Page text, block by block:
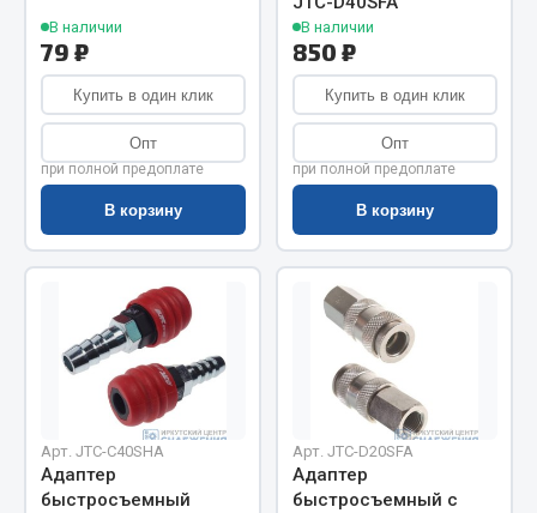
Цепи подъёмные
Весь раздел
РТИ
Кольца уплотнительные
Лента конвейерная
Манжеты
Паронит
Прокладки
Рукава высокого давления
В наличии
79 ₽
Купить в один клик
Опт
при полной предоплате
В корзину
В наличии
850 ₽
Купить в один клик
Опт
при полной предоплате
В корзину
Арт. JTC-C40SHA
Адаптер
быстросъемный
Арт. JTC-D20SFA
Адаптер
быстросъемный с